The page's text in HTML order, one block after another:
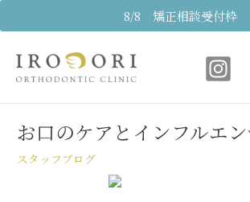
8/8 矯正相談受付枠
容
お口のケアとインフルエ
スタッフブログ